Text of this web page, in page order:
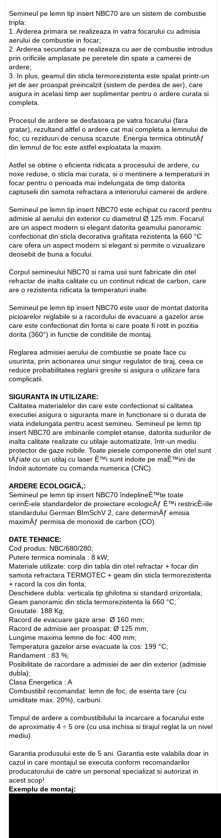
Semineul pe lemn tip insert NBC70 are un sistem de combustie
tripla:
1. Arderea primara se realizeaza in vatra focarului cu admisia
aerului de combustie in focar;
2. Arderea secundara se realizeaza cu aer de combustie introdus
prin orificiile amplasate pe peretele din spate a camerei de
ardere;
3. In plus, geamul din sticla termorezistenta este spalat printr-un
jet de aer proaspat preincalzit (sistem de perdea de aer), care
asigura in acelasi timp aer suplimentar pentru o ardere curata si
completa.
Procesul de ardere se desfasoara pe vatra focarului (fara
gratar), rezultand altfel o ardere cat mai completa a lemnului de
foc, cu reziduuri de cenusa scazute. Energia termica obtinutÄƒ
din lemnul de foc este astfel exploatata la maxim.
Astfel se obtine o eficienta ridicata a procesului de ardere, cu
noxe reduse, o sticla mai curata, si o mentinere a temperaturii in
focar pentru o perioada mai indelungata de timp datorita
captuselii din samota refractara a interiorului camerei de ardere.
Semineul pe lemn tip insert NBC70 este echipat cu racord pentru
admisie al aerului din exterior cu diametrul Ø 125 mm. Focarul
are un aspect modern si elegant datorita geamului panoramic
confectionat din sticla decorativa grafitata rezistenta la 660 °C
care ofera un aspect modern si elegant si permite o vizualizare
deosebit de buna a focului.
Corpul semineului NBC70 si rama usii sunt fabricate din otel
refractar de inalta calitate cu un continut ridicat de carbon, care
are o rezistenta ridicata la temperaturi inalte.
Semineul pe lemn tip insert NBC70 este usor de montat datorita
picioarelor reglabile si a racordului de evacuare a gazelor arse
care este confectionat din fonta si care poate fi rotit in pozitia
dorita (360°) in functie de conditiile de montaj.
Reglarea admisiei aerului de combustie se poate face cu
usurinta, prin actionarea unui singur regulator de tiraj, ceea ce
reduce probabilitatea reglarii gresite si asigura o utilizare fara
complicatii.
SIGURANTA IN UTILIZARE:
Calitatea materialelor din care este confectionat si calitatea
executiei asigura o siguranta mare in functionare si o durata de
viata indelungata pentru acest semineu. Semineul pe lemn tip
insert NBC70 are imbinarile complet etanse, datorita sudurilor de
inalta calitate realizate cu utilaje automatizate, într-un mediu
protector de gaze nobile. Toate piesele componente din otel sunt
tÄƒiate cu un utilaj cu laser È™i sunt indoite pe maÈ™ini de
îndoit automate cu comanda numerica (CNC).
ARDERE ECOLOGICÄ‚:
Semineul pe lemn tip insert NBC70 îndeplineÈ™te toate
cerinÈ›ele standardelor de proiectare ecologicÄƒ È™i restricÈ›iile
standardului German BImSchV 2, care determinÄƒ emisia
maximÄƒ permisa de monoxid de carbon (CO).
DATE TEHNICE:
Cod produs: NBC/680/280;
Putere termica nominala : 8 kW;
Materiale utilizate: corp din tabla din otel refractar + focar din
samota refractara TERMOTEC + geam din sticla termorezistenta
+ racord la cos din fonta;
Deschidere dubla: verticala tip ghilotina si standard orizontala;
Geam panoramic din sticla termorezistenta la 660 °C;
Greutate: 188 Kg;
Racord de evacuare gaze arse: Ø 160 mm;
Racord de admisie aer proaspat: Ø 125 mm;
Lungime maxima lemne de foc: 400 mm;
Temperatura gazelor arse evacuate la cos: 199 °C;
Randament : 83 %;
Posibilitate de racordare a admisiei de aer din exterior (admisie
dubla);
Clasa Energetica : A
Combustibil recomandat: lemn de foc, de esenta tare (cu
umiditate max. 20%), carbuni.
Timpul de ardere a combustibilului la incarcare a focarului este
de aproximativ 4 ÷ 5 ore (cu usa inchisa si tirajul reglat la un nivel
mediu).
Garantia produsului este de 5 ani. Garantia este valabila doar in
cazul in care montajul se executa conform recomandarilor
producatorului de catre un personal specializat si autorizat in
acest scop!
Exemplu de montaj: